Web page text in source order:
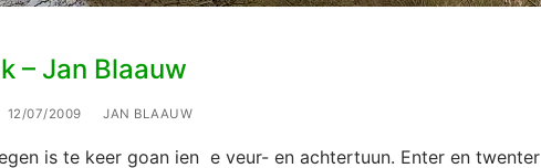
– Jan Blaauw
12/07/2009 JAN BLAAUW
is te keer goan ien e veur- en achtertuun. Enter en twenter